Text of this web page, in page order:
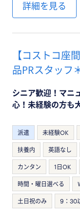
詳細を見る
【コストコ座
品PRスタッフ
シニア歓迎！マニ
心！未経験の方も
派遣 未経験OK
扶養内 英語なし
カンタン 1日OK
時間・曜日選べる
土日祝のみ 9：30